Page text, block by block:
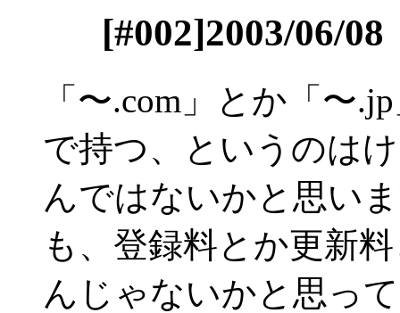
[#002]2003/06/
「〜.com」とか「〜
で持つ、というのは
んではないかと思い
も、登録料とか更新
んじゃないかと思っ